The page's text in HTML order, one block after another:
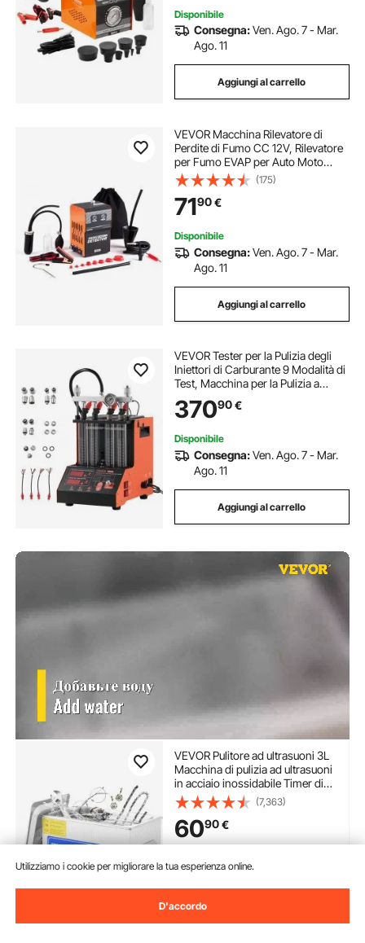
Disponibile
Consegna:Ven. Ago. 7 - Mar.
Ago. 11
Aggiungi al carrello
VEVOR Macchina Rilevatore di
Perdite di Fumo CC 12V, Rilevatore
per Fumo EVAP per Auto Moto
Camion Barca Tester a Vuoto
Pompa ad Aria Integrata, Modalità
Doppia, Temperatura Lavoro -20°C
e 75°C
(175)
7190€
Disponibile
Consegna:Ven. Ago. 7 - Mar.
Ago. 11
Aggiungi al carrello
VEVOR Tester per la Pulizia degli
Iniettori di Carburante 9 Modalità di
Test, Macchina per la Pulizia a
Ultrasuoni a 4 Cilindri, con Valvola
di Scarico e Tensione di Lavoro a 12
37090€
Disponibile
Consegna:Ven. Ago. 7 - Mar.
Ago. 11
Aggiungi al carrello
VEVOR Pulitore ad ultrasuoni 3L
Macchina di pulizia ad ultrasuoni
in acciaio inossidabile Timer di
riscaldamento digitale Pulizia
gioielli per uso domestico
personale commerciale
(7,363)
6090€
Disponibile
Ago. 10
Utilizziamo i cookie per migliorare la tua esperienza online.
D'accordo